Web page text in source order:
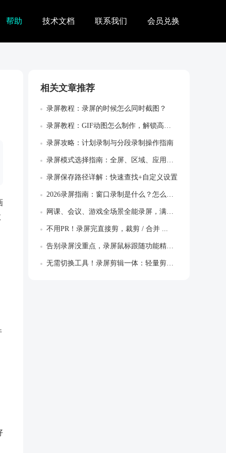
帮助 技术文档 联系我们 会员兑换
相关文章推荐
录屏教程：录屏的时候怎么同时截图？
录屏教程：GIF动图怎么制作，解锁高效创...
录屏攻略：计划录制与分段录制操作指南
录屏模式选择指南：全屏、区域、应用窗口怎...
录屏保存路径详解：快速查找+自定义设置
2026录屏指南：窗口录制是什么？怎么使...
网课、会议、游戏全场景全能录屏，满足所有...
不用PR！录屏完直接剪，裁剪 / 合并 ...
告别录屏没重点，录屏鼠标跟随功能精准聚焦...
无需切换工具！录屏剪辑一体：轻量剪辑+字...